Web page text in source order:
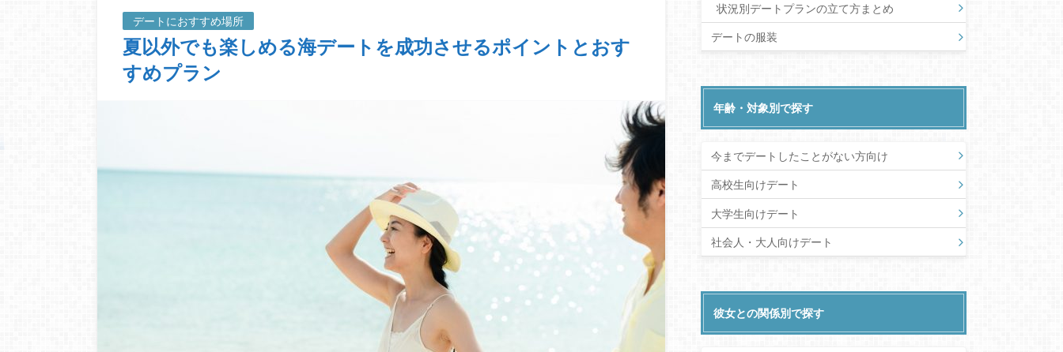
デートにおすすめ場所
夏以外でも楽しめる海デートを成功させるポイントとおす
すめプラン
状況別デートプランの立て方まとめ
デートの服装
年齢・対象別で探す
今までデートしたことがない方向け
高校生向けデート
大学生向けデート
社会人・大人向けデート
彼女との関係別で探す